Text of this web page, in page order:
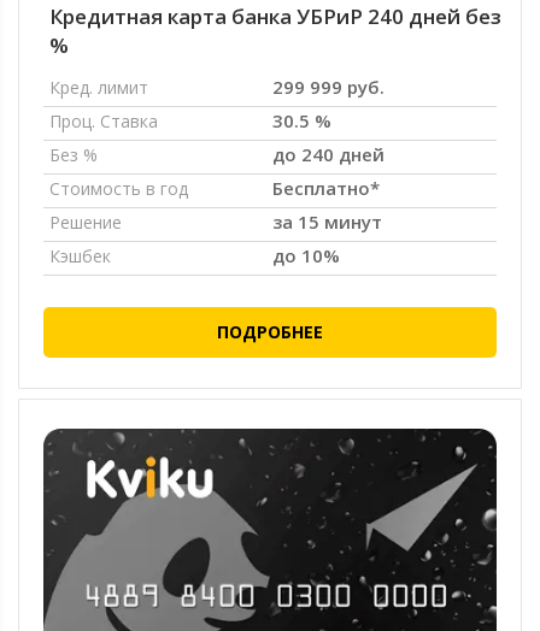
Кредитная карта банка УБРиР 240 дней без
%
Кред. лимит 299 999 руб.
Проц. Ставка 30.5 %
Без % до 240 дней
Стоимость в год Бесплатно*
Решение за 15 минут
Кэшбек до 10%
ПОДРОБНЕЕ